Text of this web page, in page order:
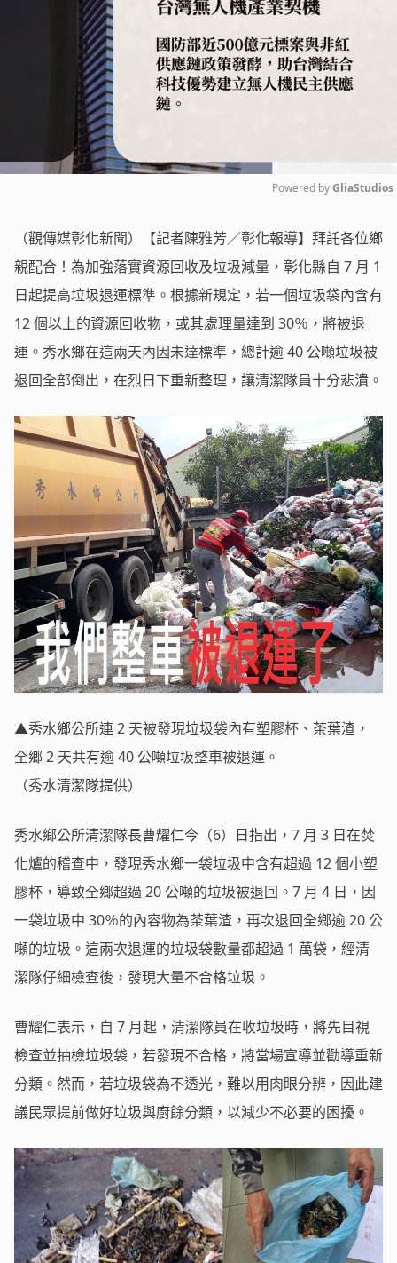
Powered by GliaStudios
（觀傳媒彰化新聞）【記者陳雅芳／彰化報導】拜託各位鄉
親配合！為加強落實資源回收及垃圾減量，彰化縣自 7 月 1
日起提高垃圾退運標準。根據新規定，若一個垃圾袋內含有
12 個以上的資源回收物，或其處理量達到 30％，將被退
運。秀水鄉在這兩天內因未達標準，總計逾 40 公噸垃圾被
退回全部倒出，在烈日下重新整理，讓清潔隊員十分悲潰。
▲秀水鄉公所連 2 天被發現垃圾袋內有塑膠杯、茶葉渣，
全鄉 2 天共有逾 40 公噸垃圾整車被退運。
（秀水清潔隊提供）
秀水鄉公所清潔隊長曹耀仁今（6）日指出，7 月 3 日在焚
化爐的稽查中，發現秀水鄉一袋垃圾中含有超過 12 個小塑
膠杯，導致全鄉超過 20 公噸的垃圾被退回。7 月 4 日，因
一袋垃圾中 30％的內容物為茶葉渣，再次退回全鄉逾 20 公
噸的垃圾。這兩次退運的垃圾袋數量都超過 1 萬袋，經清
潔隊仔細檢查後，發現大量不合格垃圾。
曹耀仁表示，自 7 月起，清潔隊員在收垃圾時，將先目視
檢查並抽檢垃圾袋，若發現不合格，將當場宣導並勸導重新
分類。然而，若垃圾袋為不透光，難以用肉眼分辨，因此建
議民眾提前做好垃圾與廚餘分類，以減少不必要的困擾。